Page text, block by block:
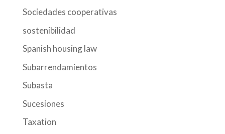
Sociedades cooperativas
sostenibilidad
Spanish housing law
Subarrendamientos
Subasta
Sucesiones
Taxation